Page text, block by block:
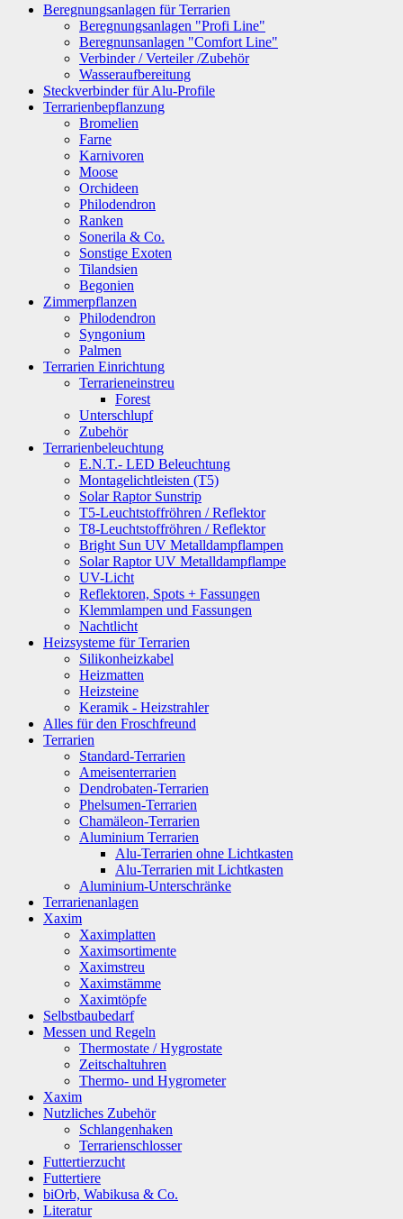
Beregnungsanlagen für Terrarien
Beregnungsanlagen "Profi Line"
Beregnunsanlagen "Comfort Line"
Verbinder / Verteiler /Zubehör
Wasseraufbereitung
Steckverbinder für Alu-Profile
Terrarienbepflanzung
Bromelien
Farne
Karnivoren
Moose
Orchideen
Philodendron
Ranken
Sonerila & Co.
Sonstige Exoten
Tilandsien
Begonien
Zimmerpflanzen
Philodendron
Syngonium
Palmen
Terrarien Einrichtung
Terrarieneinstreu
Forest
Unterschlupf
Zubehör
Terrarienbeleuchtung
E.N.T.- LED Beleuchtung
Montagelichtleisten (T5)
Solar Raptor Sunstrip
T5-Leuchtstoffröhren / Reflektor
T8-Leuchtstoffröhren / Reflektor
Bright Sun UV Metalldampflampen
Solar Raptor UV Metalldampflampe
UV-Licht
Reflektoren, Spots + Fassungen
Klemmlampen und Fassungen
Nachtlicht
Heizsysteme für Terrarien
Silikonheizkabel
Heizmatten
Heizsteine
Keramik - Heizstrahler
Alles für den Froschfreund
Terrarien
Standard-Terrarien
Ameisenterrarien
Dendrobaten-Terrarien
Phelsumen-Terrarien
Chamäleon-Terrarien
Aluminium Terrarien
Alu-Terrarien ohne Lichtkasten
Alu-Terrarien mit Lichtkasten
Aluminium-Unterschränke
Terrarienanlagen
Xaxim
Xaximplatten
Xaximsortimente
Xaximstreu
Xaximstämme
Xaximtöpfe
Selbstbaubedarf
Messen und Regeln
Thermostate / Hygrostate
Zeitschaltuhren
Thermo- und Hygrometer
Xaxim
Nutzliches Zubehör
Schlangenhaken
Terrarienschlosser
Futtertierzucht
Futtertiere
biOrb, Wabikusa & Co.
Literatur